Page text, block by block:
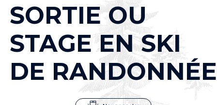
SORTIE OU
STAGE EN SKI
DE RANDONNÉE